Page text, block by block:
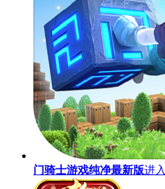
门骑士游戏纯净最新版进入